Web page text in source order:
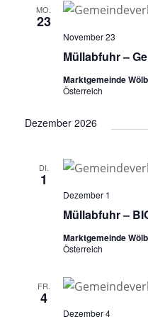
MO.
23
Müllabfuhr –
November 23
Marktgemeinde
Österreich
Dezember 2026
DI.
1
Müllabfuhr –
Dezember 1
Marktgemeinde
Österreich
FR.
4
Dezember 4